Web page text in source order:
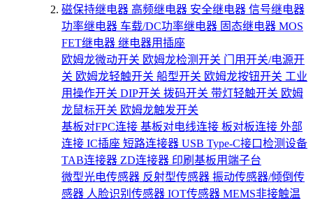
磁保持继电器 高频继电器 安全继电器 信号继电器
功率继电器 车载/DC功率继电器 固态继电器 MOS
FET继电器 继电器用插座
欧姆龙微动开关 欧姆龙检测开关 门用开关/电源开
关 欧姆龙轻触开关 船型开关 欧姆龙按钮开关 工业
用操作开关 DIP开关 拨码开关 带灯轻触开关 欧姆
龙鼠标开关 欧姆龙触发开关
基板对FPC连接 基板对电线连接 板对板连接 外部
连接 IC插座 短路连接器 USB Type-C接口检测设备
TAB连接器 ZD连接器 印刷基板用端子台
微型光电传感器 反射型传感器 振动传感器/倾倒传
感器 人脸识别传感器 IOT传感器 MEMS非接触温